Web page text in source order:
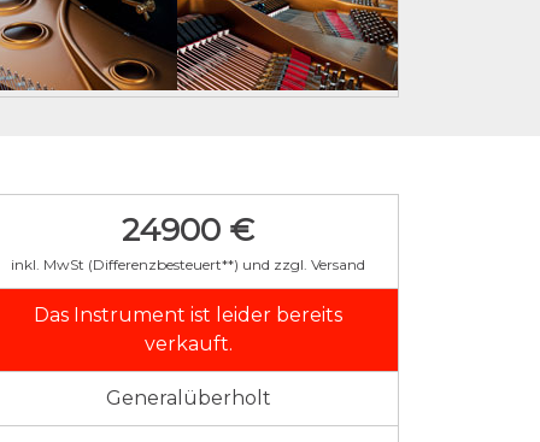
24900 €
inkl. MwSt (Differenzbesteuert**) und zzgl. Versand
Das Instrument ist leider bereits
verkauft.
Generalüberholt